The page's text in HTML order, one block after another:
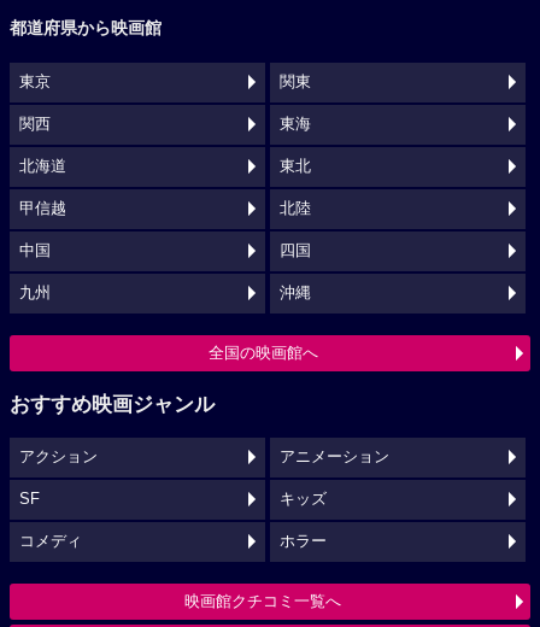
都道府県から映画館
東京 関東
関西 東海
北海道 東北
甲信越 北陸
中国 四国
九州 沖縄
全国の映画館へ
おすすめ映画ジャンル
アクション アニメーション
SF キッズ
コメディ ホラー
映画館クチコミ一覧へ